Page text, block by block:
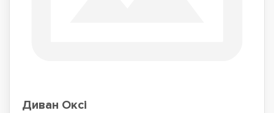
Диван Оксі